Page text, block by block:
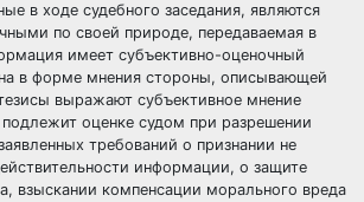
в ходе судебного заседания, являются
по своей природе, передаваемая в
имеет субъективно-оценочный
в форме мнения стороны, описывающей
выражают субъективное мнение
подлежит оценке судом при разрешении
требований о признании не
информации, о защите
взыскании компенсации морального вреда